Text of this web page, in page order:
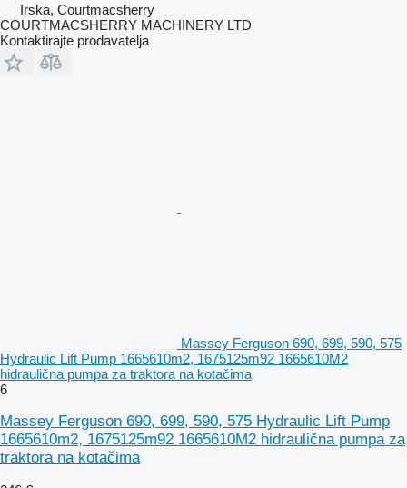
Irska, Courtmacsherry
COURTMACSHERRY MACHINERY LTD
Kontaktirajte prodavatelja
Massey Ferguson 690, 699, 590, 575
Hydraulic Lift Pump 1665610m2, 1675125m92 1665610M2
hidraulična pumpa za traktora na kotačima
6
Massey Ferguson 690, 699, 590, 575 Hydraulic Lift Pump
1665610m2, 1675125m92 1665610M2 hidraulična pumpa za
traktora na kotačima